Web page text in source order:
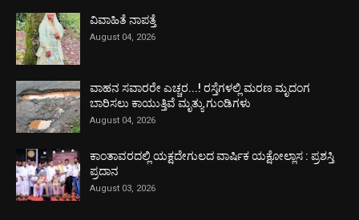
ವಿವಾಹಿತೆ ನಾಪತ್ತೆ
August 04, 2026
ವಾಹನ ಸವಾರರೇ ಎಚ್ಚರ...! ರಸ್ತೆಗಳಲ್ಲಿ ಮರಣ ಮೃದಂಗ
ಬಾರಿಸಲು ಕಾಯುತ್ತಿವೆ ಮೃತ್ಯು ಗುಂಡಿಗಳು
August 04, 2026
ಕಾಂತಾವರದಲ್ಲಿ ಯಕ್ಷದೇಗುಲದ ವಾರ್ಷಿಕ ಯಕ್ಷೋಲ್ಲಾಸ : ಪ್ರಶಸ್ತಿ
ಪ್ರದಾನ
August 03, 2026